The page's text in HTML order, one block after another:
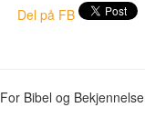
Del på FB
For Bibel og Bekjennelse